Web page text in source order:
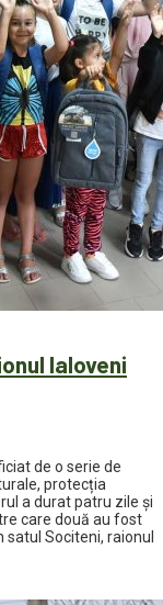
Ialoveni
de o serie de
protecția
a durat patru zile și
care două au fost
Sociteni, raionul